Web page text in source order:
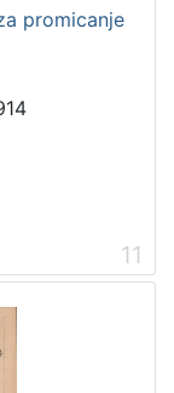
promicanje
11